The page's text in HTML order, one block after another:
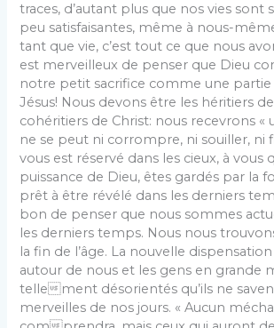
traces, d’autant plus que nos vies sont
peu satisfaisantes, même à nous-
tant que vie, c’est tout ce que nous
est merveilleux de penser que Dieu
notre petit sacrifice comme une
Jésus! Nous devons être les héritiers
cohéritiers de Christ: nous recevrons «
ne se peut ni corrompre, ni souiller, ni
vous est réservé dans les cieux, à vous
puissance de Dieu, êtes gardés par la
prêt à être révélé dans les derniers
bon de penser que nous sommes
les derniers temps. Nous nous
la fin de l’âge. La nouvelle
autour de nous et les gens en grande
tellement désorientés qu’ils ne
merveilles de nos jours. « Aucun